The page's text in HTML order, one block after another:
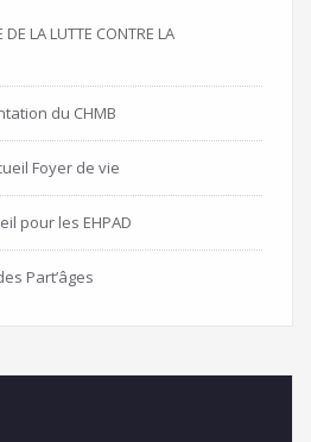
LA LUTTE CONTRE LA
du CHMB
Foyer de vie
pour les EHPAD
Part’âges